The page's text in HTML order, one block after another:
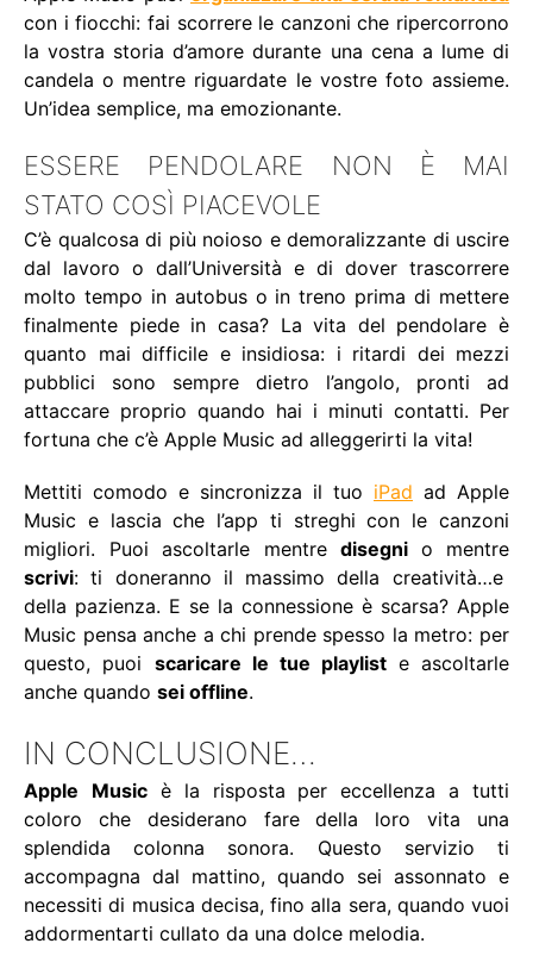
con i fiocchi: fai scorrere le canzoni che ripercorrono
la vostra storia d’amore durante una cena a lume di
candela o mentre riguardate le vostre foto assieme.
Un’idea semplice, ma emozionante.
ESSERE PENDOLARE NON È MAI
STATO COSÌ PIACEVOLE
C’è qualcosa di più noioso e demoralizzante di uscire
dal lavoro o dall’Università e di dover trascorrere
molto tempo in autobus o in treno prima di mettere
finalmente piede in casa? La vita del pendolare è
quanto mai difficile e insidiosa: i ritardi dei mezzi
pubblici sono sempre dietro l’angolo, pronti ad
attaccare proprio quando hai i minuti contatti. Per
fortuna che c’è Apple Music ad alleggerirti la vita!
Mettiti comodo e sincronizza il tuo iPad ad Apple
Music e lascia che l’app ti streghi con le canzoni
migliori. Puoi ascoltarle mentre disegni o mentre
scrivi: ti doneranno il massimo della creatività…e
della pazienza. E se la connessione è scarsa? Apple
Music pensa anche a chi prende spesso la metro: per
questo, puoi scaricare le tue playlist e ascoltarle
anche quando sei offline.
IN CONCLUSIONE…
Apple Musicè la risposta per eccellenza a tutti
coloro che desiderano fare della loro vita una
splendida colonna sonora. Questo servizio ti
accompagna dal mattino, quando sei assonnato e
necessiti di musica decisa, fino alla sera, quando vuoi
addormentarti cullato da una dolce melodia.